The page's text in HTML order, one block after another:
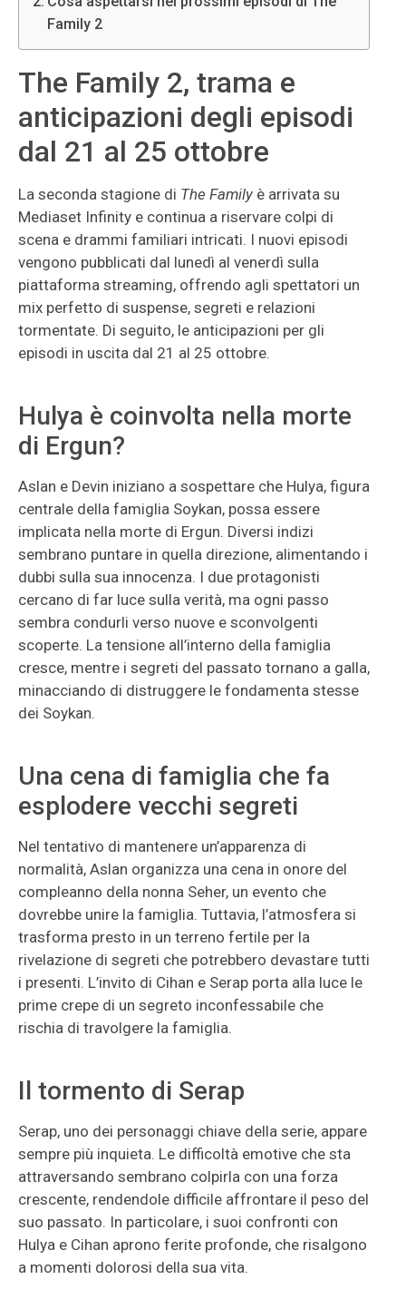
Family 2
The Family 2, trama e
anticipazioni degli episodi
dal 21 al 25 ottobre
La seconda stagione di The Family è arrivata su
Mediaset Infinity e continua a riservare colpi di
scena e drammi familiari intricati. I nuovi episodi
vengono pubblicati dal lunedì al venerdì sulla
piattaforma streaming, offrendo agli spettatori un
mix perfetto di suspense, segreti e relazioni
tormentate. Di seguito, le anticipazioni per gli
episodi in uscita dal 21 al 25 ottobre.
Hulya è coinvolta nella morte
di Ergun?
Aslan e Devin iniziano a sospettare che Hulya, figura
centrale della famiglia Soykan, possa essere
implicata nella morte di Ergun. Diversi indizi
sembrano puntare in quella direzione, alimentando i
dubbi sulla sua innocenza. I due protagonisti
cercano di far luce sulla verità, ma ogni passo
sembra condurli verso nuove e sconvolgenti
scoperte. La tensione all’interno della famiglia
cresce, mentre i segreti del passato tornano a galla,
minacciando di distruggere le fondamenta stesse
dei Soykan.
Una cena di famiglia che fa
esplodere vecchi segreti
Nel tentativo di mantenere un’apparenza di
normalità, Aslan organizza una cena in onore del
compleanno della nonna Seher, un evento che
dovrebbe unire la famiglia. Tuttavia, l’atmosfera si
trasforma presto in un terreno fertile per la
rivelazione di segreti che potrebbero devastare tutti
i presenti. L’invito di Cihan e Serap porta alla luce le
prime crepe di un segreto inconfessabile che
rischia di travolgere la famiglia.
Il tormento di Serap
Serap, uno dei personaggi chiave della serie, appare
sempre più inquieta. Le difficoltà emotive che sta
attraversando sembrano colpirla con una forza
crescente, rendendole difficile affrontare il peso del
suo passato. In particolare, i suoi confronti con
Hulya e Cihan aprono ferite profonde, che risalgono
a momenti dolorosi della sua vita.